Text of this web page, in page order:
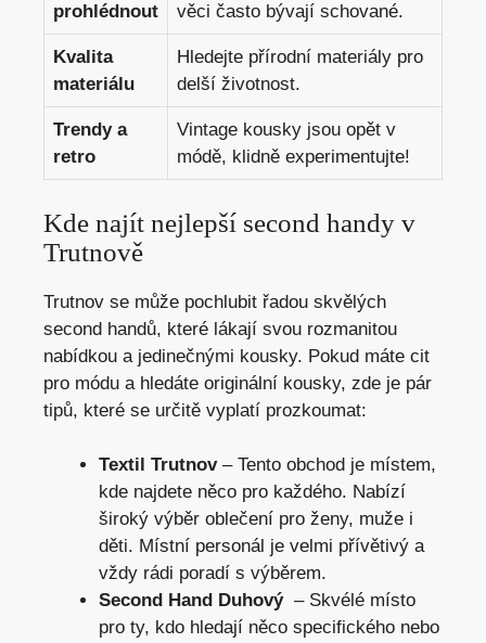
prohlédnout
věci často⁤ bývají schované.
Kvalita
materiálu
Hledejte přírodní materiály ⁢pro
delší životnost.
Trendy a
retro
Vintage kousky jsou opět v
módě, klidně experimentujte!
Kde najít nejlepší second handy v
Trutnově
Trutnov se může pochlubit řadou skvělých
second handů,⁣ které lákají svou rozmanitou
nabídkou a jedinečnými kousky. Pokud máte cit
pro⁣ módu ‍a hledáte originální kousky,‌ zde je pár
tipů, které ⁣se určitě vyplatí⁣ prozkoumat:
Textil Trutnov– Tento ⁤obchod je místem,
kde najdete něco pro každého. Nabízí‍
široký výběr oblečení pro ženy,⁢ muže i
děti. ​Místní personál je velmi přívětivý⁢ a⁤
vždy rádi poradí s⁣ výběrem.
Second Hand Duhový‌ – ‌Skvélé místo
pro ty,​ kdo hledají něco specifického ‍nebo